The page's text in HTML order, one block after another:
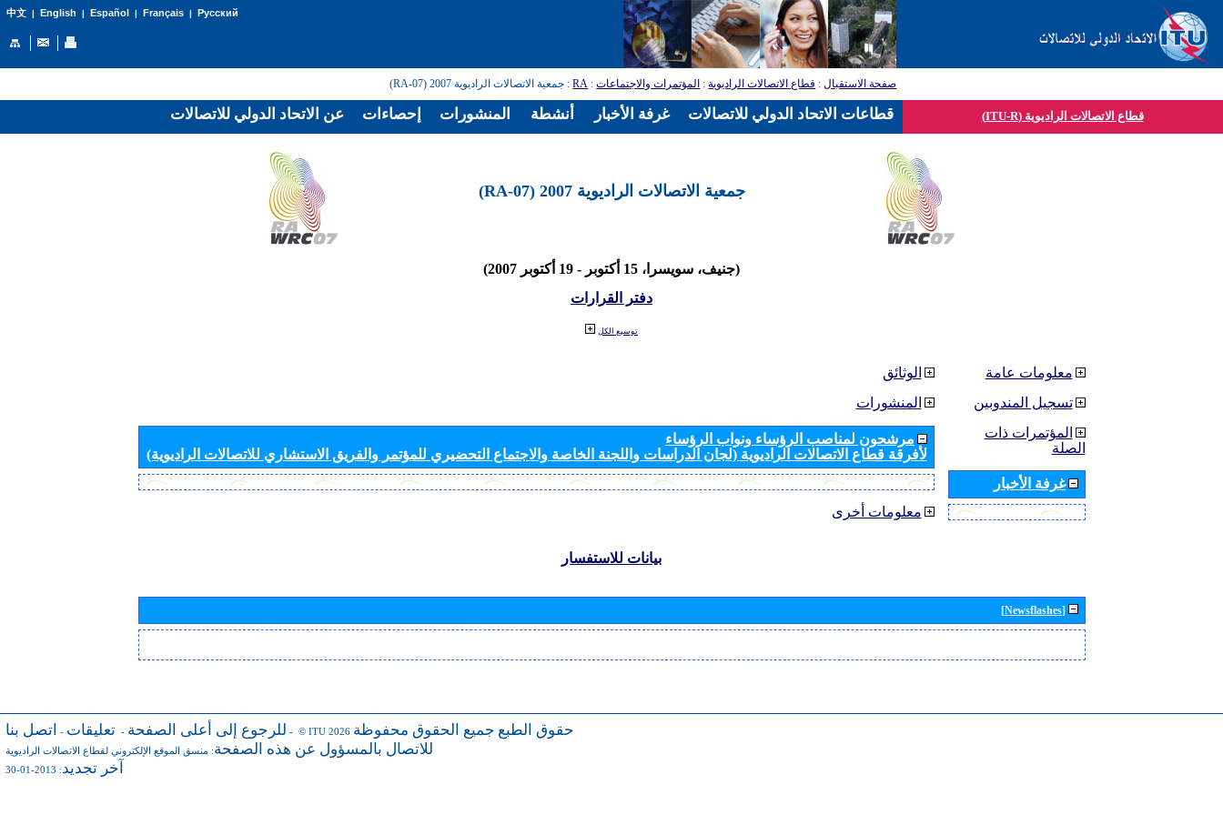
中文| English | Español | Français| Русский
صفحة الاستقبال: قطاع الاتصالات الراديوية: المؤتمرات والاجتماعات:
RA: جمعية الاتصالات الراديوية 2007 (RA-07)
قطاع الاتصالات الراديوية (ITU-R)
جمعية الاتصالات الراديوية 2007 (RA-07)
(جنيف، سويسرا، 15 أكتوبر - 19 أكتوبر 2007)
دفتر القرارات
توسيع الكل
الوثائق
المنشورات
مرشحون لمناصب الرؤساء ونواب الرؤساء
لأفرقة قطاع الاتصالات الراديوية (لجان الدراسات واللجنة الخاصة والاجتماع التحضيري للمؤتمر والفريق الاستشاري للاتصالات الراديوية)
معلومات أخرى
معلومات عامة
تسجيل المندوبين
المؤتمرات ذات
الصلة
غرفة الأخبار
بيانات للاستفسار
[Newsflashes]
للرجوع إلى أعلى الصفحة - تعليقات - اتصل بنا - © ITU 2026 حقوق الطبع جميع الحقوق محفوظة
للاتصال بالمسؤول عن هذه الصفحة: منسق الموقع الإلكتروني لقطاع الاتصالات الراديوية
آخر تجديد: 2013-01-30
عن الاتحاد الدولي للاتصالات إحصاءات المنشورات أنشطة غرفة الأخبار قطاعات الاتحاد الدولي للاتصالات